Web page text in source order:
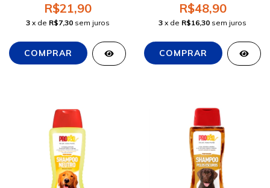
R$21,90
3 x de R$7,30 sem juros
R$48,90
3 x de R$16,30 sem juros